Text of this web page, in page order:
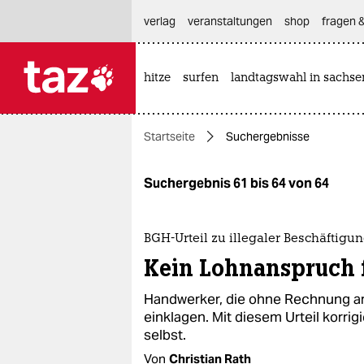
themen
politik
gesellschaft
kultur
sport
verlag
veranstaltungen shop fragen
hitze surfen landtagswahl in
Startseite Suchergebnisse
Suchergebnis 61 bis 64 von 64
BGH-Urteil zu illegaler
Kein
Handwerker, die ohne Rechnung
einklagen. Mit diesem Urteil
selbst.
Von Christian Rath